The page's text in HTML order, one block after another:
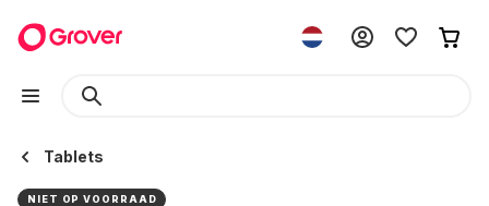
Tablets
NIET OP VOORRAAD